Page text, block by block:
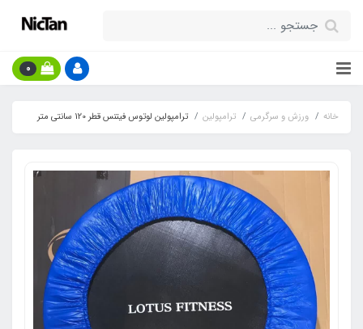
0
خانه ورزش و سرگرمی ترامپولین ترامپولین لوتوس فیتنس قطر 120 سانتی متر